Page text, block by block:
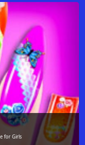
for Girls